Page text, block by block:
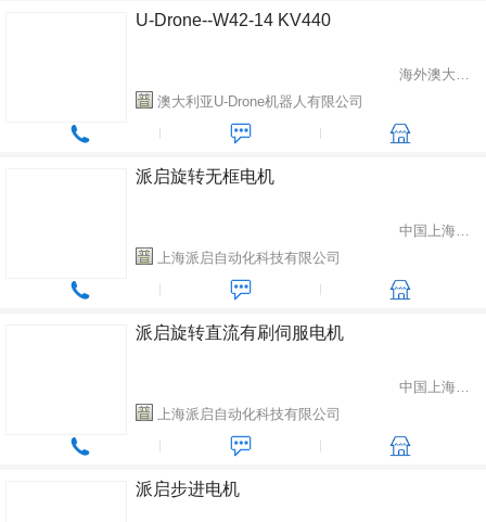
U-Drone--W42-14 KV440
海外澳大利亚
澳大利亚U-Drone机器人有限公司
派启旋转无框电机
中国上海市松江区
上海派启自动化科技有限公司
派启旋转直流有刷伺服电机
中国上海市松江区
上海派启自动化科技有限公司
派启步进电机